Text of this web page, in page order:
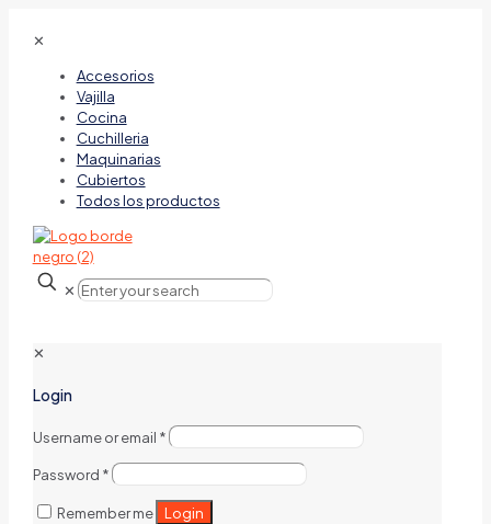
✕
Accesorios
Vajilla
Cocina
Cuchilleria
Maquinarias
Cubiertos
Todos los productos
✕
✕
Login
Username or email *
Password *
Remember me Login